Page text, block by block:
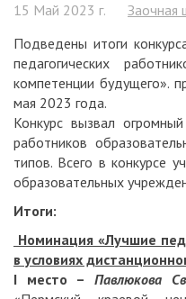
15 Май 2023 г.
Заочная
Подведены итоги
педагогических
компетенции будущего».
мая 2023 года.
Конкурс вызвал
работников
типов. Всего в конкурсе
образовательных
Итоги:
Номинация «Лучшие
в условиях
I место –Павлюкова